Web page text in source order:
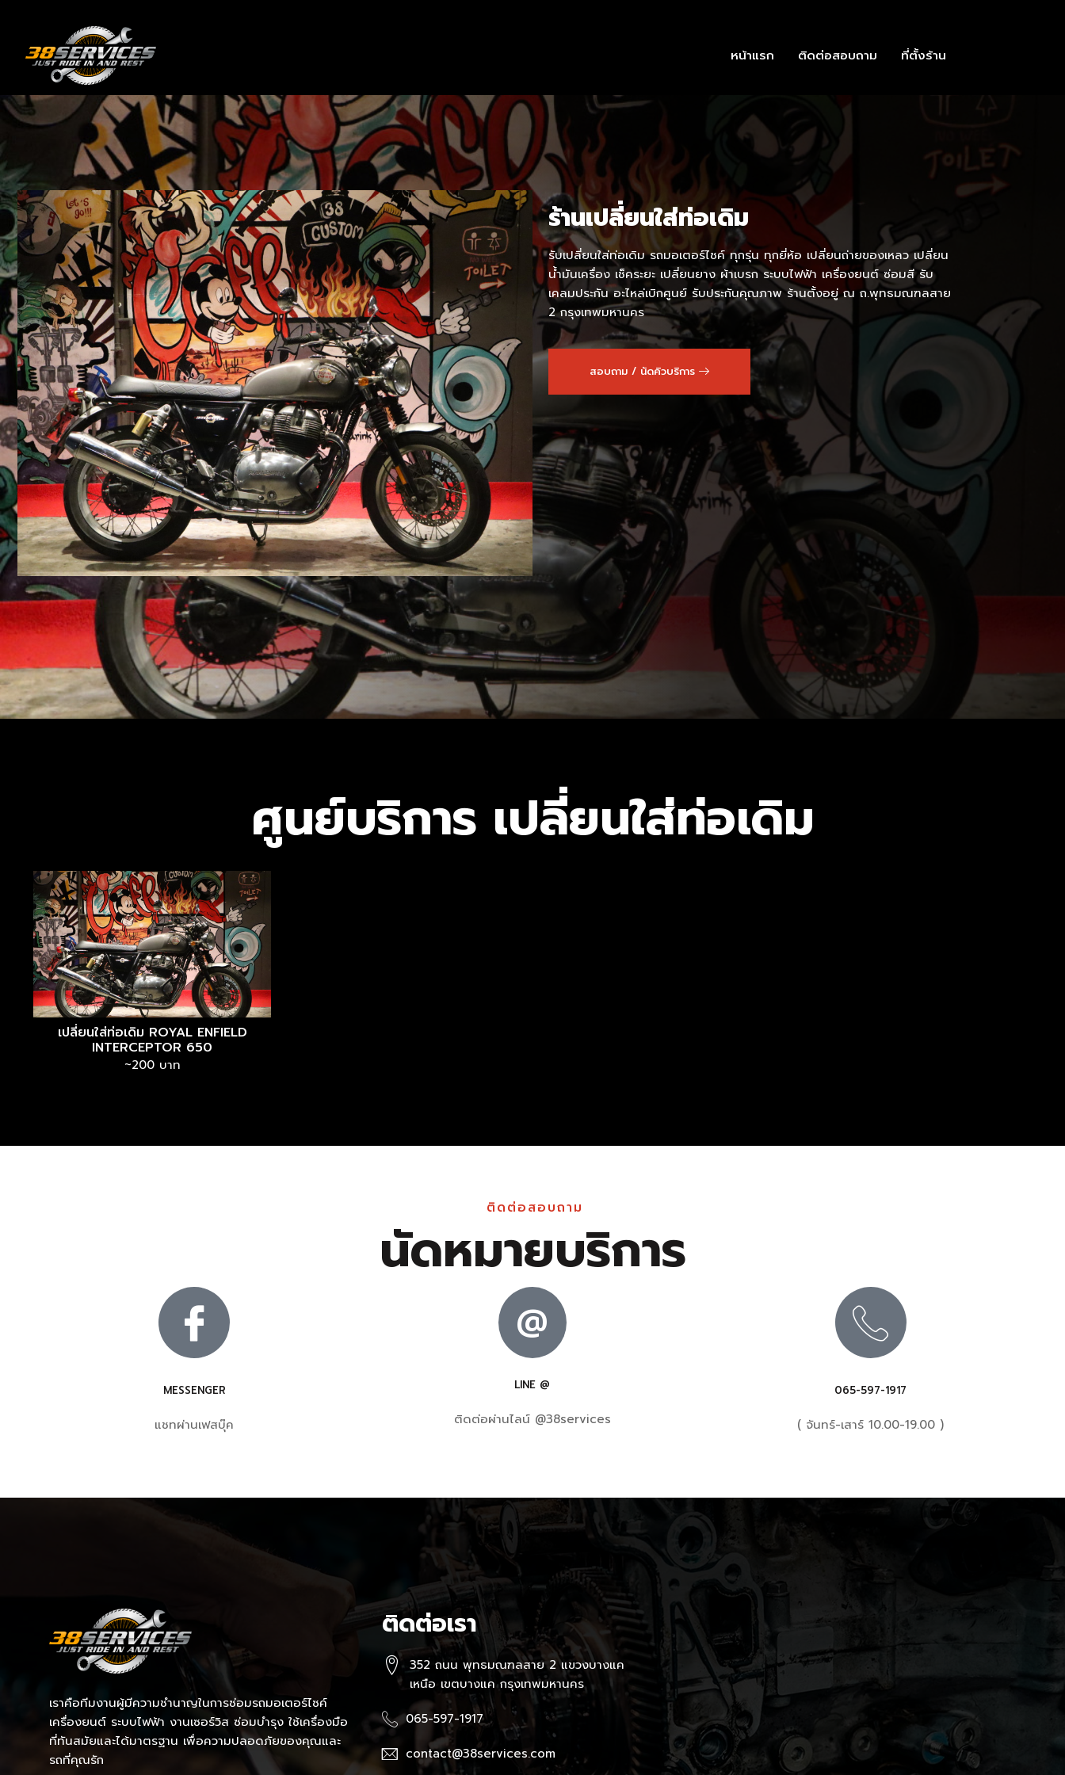
หน้าแรก ติดต่อสอบถาม ที่ตั้งร้าน
ร้านเปลี่ยนใส่ท่อเดิม
รับเปลี่ยนใส่ท่อเดิม รถมอเตอร์ไซค์ ทุกรุ่น ทุกยี่ห้อ เปลี่ยนถ่ายของเหลว เปลี่ยน
น้ำมันเครื่อง เช็คระยะ เปลี่ยนยาง ผ้าเบรก ระบบไฟฟ้า เครื่องยนต์ ซ่อมสี รับ
เคลมประกัน อะไหล่เบิกศูนย์ รับประกันคุณภาพ ร้านตั้งอยู่ ณ ถ.พุทธมณฑลสาย
2 กรุงเทพมหานคร
สอบถาม / นัดคิวบริการ
ศูนย์บริการ เปลี่ยนใส่ท่อเดิม
เปลี่ยนใส่ท่อเดิม ROYAL ENFIELD
INTERCEPTOR 650
~200 บาท
ติดต่อสอบถาม
นัดหมายบริการ
MESSENGER
แชทผ่านเฟสบุ๊ค
@
LINE @
ติดต่อผ่านไลน์ @38services
065-597-1917
( จันทร์-เสาร์ 10.00-19.00 )
เราคือทีมงานผู้มีความชำนาญในการซ่อมรถมอเตอร์ไซค์
เครื่องยนต์ ระบบไฟฟ้า งานเซอร์วิส ซ่อมบำรุง ใช้เครื่องมือ
ที่ทันสมัยและได้มาตรฐาน เพื่อความปลอดภัยของคุณและ
รถที่คุณรัก
ติดต่อเรา
352 ถนน พุทธมณฑลสาย 2 แขวงบางแค
เหนือ เขตบางแค กรุงเทพมหานคร
065-597-1917
contact@38services.com